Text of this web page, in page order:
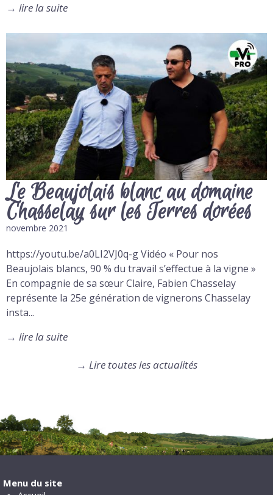
→ lire la suite
Le Beaujolais blanc au domaine
Chasselay sur les Terres dorées
novembre 2021
https://youtu.be/a0LI2VJ0q-g Vidéo « Pour nos
Beaujolais blancs, 90 % du travail s’effectue à la vigne »
En compagnie de sa sœur Claire, Fabien Chasselay
représente la 25e génération de vignerons Chasselay
insta...
→ lire la suite
→ Lire toutes les actualités
Menu du site